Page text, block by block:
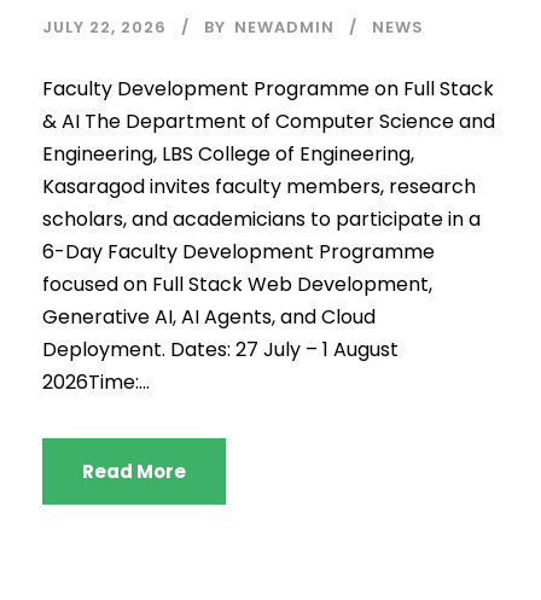
JULY 22, 2026 BY NEWADMIN NEWS
Faculty Development Programme on Full Stack
& AI The Department of Computer Science and
Engineering, LBS College of Engineering,
Kasaragod invites faculty members, research
scholars, and academicians to participate in a
6-Day Faculty Development Programme
focused on Full Stack Web Development,
Generative AI, AI Agents, and Cloud
Deployment. Dates: 27 July – 1 August
2026Time:...
Read More